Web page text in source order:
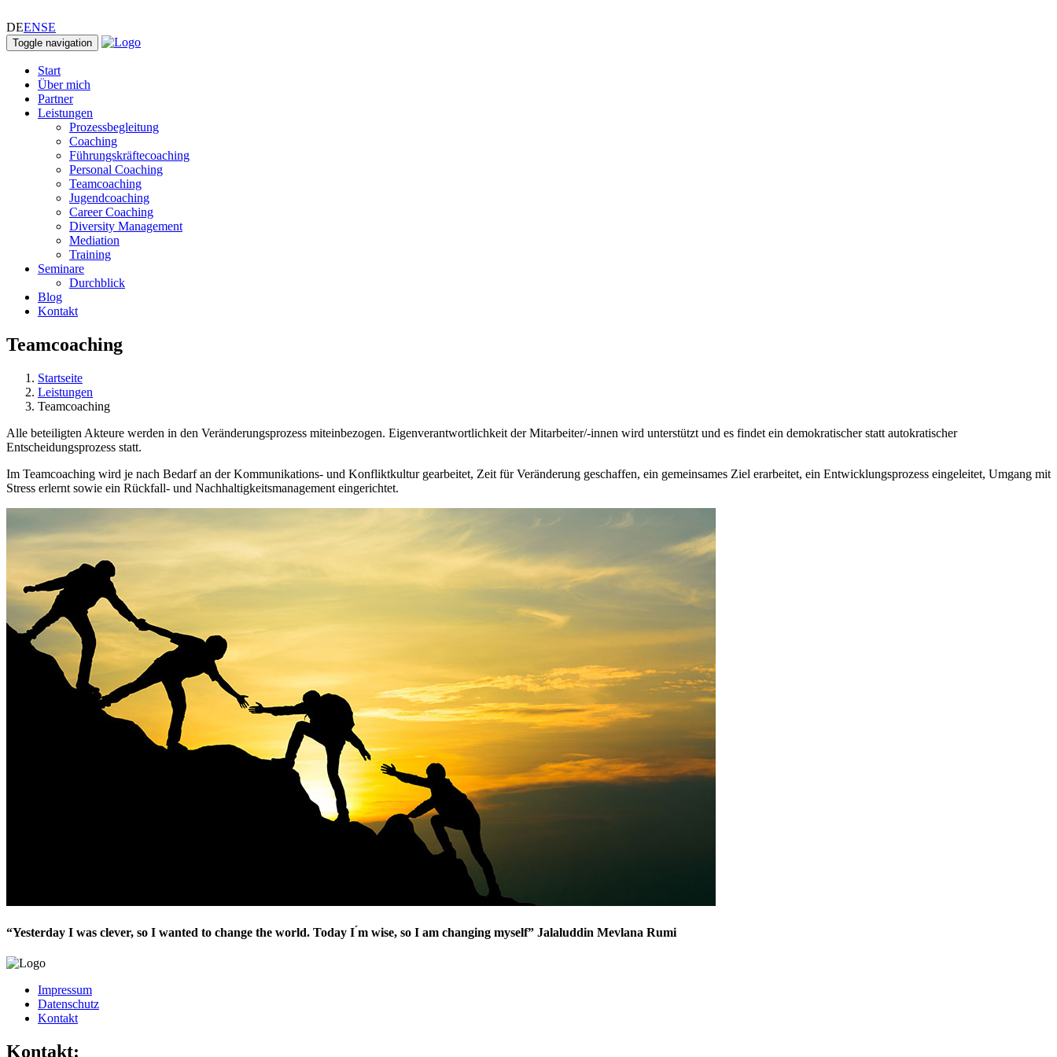
DEENSE
Toggle navigation
Start
Über mich
Partner
Leistungen
Prozessbegleitung
Coaching
Führungskräftecoaching
Personal Coaching
Teamcoaching
Jugendcoaching
Career Coaching
Diversity Management
Mediation
Training
Seminare
Durchblick
Blog
Kontakt
Teamcoaching
Startseite
Leistungen
Teamcoaching
Alle beteiligten Akteure werden in den Veränderungsprozess miteinbezogen. Eigenverantwortlichkeit der Mitarbeiter/-innen wird unterstützt und es findet ein demokratischer statt autokratischer
Entscheidungsprozess statt.
Im Teamcoaching wird je nach Bedarf an der Kommunikations- und Konfliktkultur gearbeitet, Zeit für Veränderung geschaffen, ein gemeinsames Ziel erarbeitet, ein Entwicklungsprozess eingeleitet, Umgang mit
Stress erlernt sowie ein Rückfall- und Nachhaltigkeitsmanagement eingerichtet.
“Yesterday I was clever, so I wanted to change the world. Today I ́m wise, so I am changing myself” Jalaluddin Mevlana Rumi
Impressum
Datenschutz
Kontakt
Kontakt: